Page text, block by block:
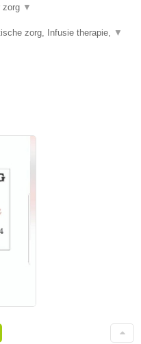
zorg ▼
zorg, Infusie therapie, ▼